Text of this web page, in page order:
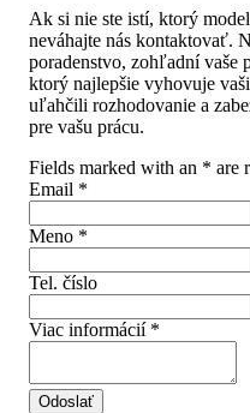
Ak si nie ste istí, ktorý
neváhajte nás kontaktovať.
poradenstvo, zohľadní vaše
ktorý najlepšie vyhovuje
uľahčili rozhodovanie a
pre vašu prácu.
Fields marked with an * are
Email *
Meno *
Tel. číslo
Viac informácií *